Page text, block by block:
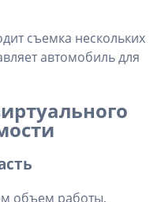
съемка нескольких
автомобиль для
объем работы,